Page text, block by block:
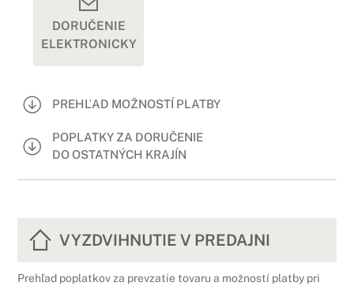
DORUČENIE
ELEKTRONICKY
PREHĽAD MOŽNOSTÍ PLATBY
POPLATKY ZA DORUČENIE
DO OSTATNÝCH KRAJÍN
VYZDVIHNUTIE V PREDAJNI
Prehľad poplatkov za prevzatie tovaru a možností platby pri